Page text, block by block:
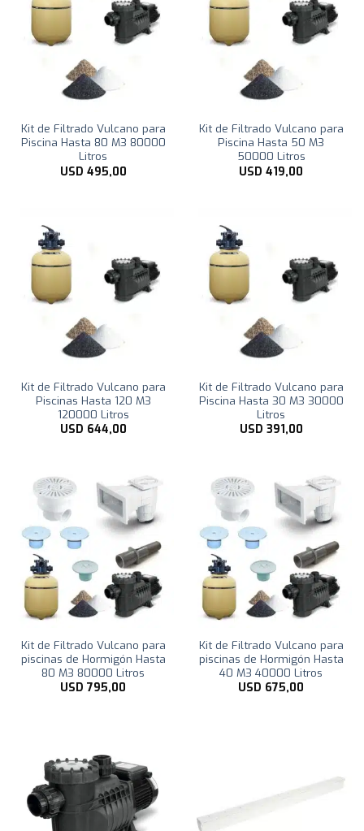
Kit de Filtrado Vulcano para
Piscina Hasta 80 M3 80000
Litros
USD 495,00
Kit de Filtrado Vulcano para
Piscina Hasta 50 M3
50000 Litros
USD 419,00
Kit de Filtrado Vulcano para
Piscinas Hasta 120 M3
120000 Litros
USD 644,00
Kit de Filtrado Vulcano para
Piscina Hasta 30 M3 30000
Litros
USD 391,00
Kit de Filtrado Vulcano para
piscinas de Hormigón Hasta
80 M3 80000 Litros
USD 795,00
Kit de Filtrado Vulcano para
piscinas de Hormigón Hasta
40 M3 40000 Litros
USD 675,00